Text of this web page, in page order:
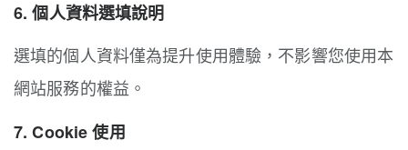
6. 個人資料選填說明
選填的個人資料僅為提升使用體驗，不影響您使用本
網站服務的權益。
7. Cookie 使用